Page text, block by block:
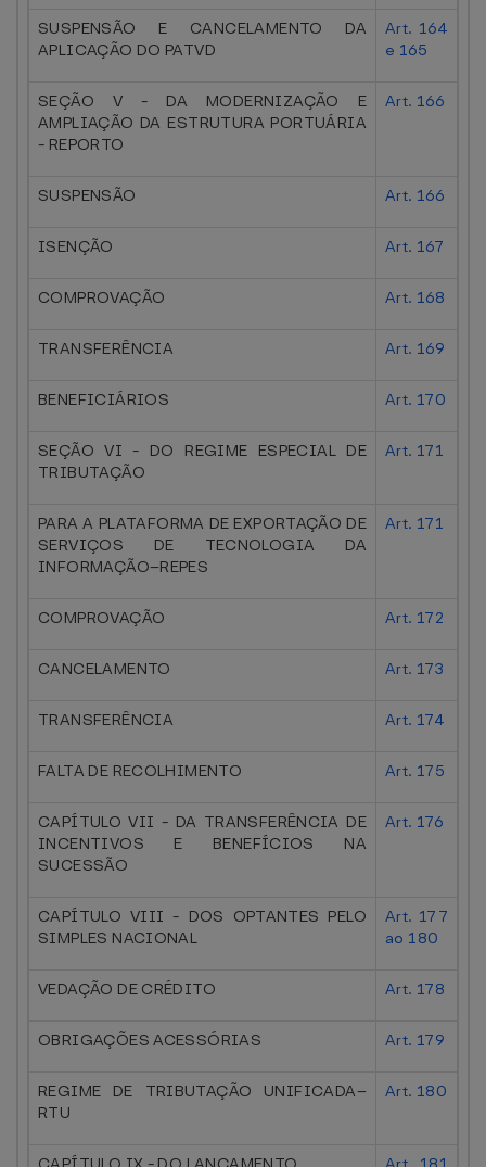
SUSPENSÃO E CANCELAMENTO DA
APLICAÇÃO DO PATVD
Art. 164
e 165
SEÇÃO V - DA MODERNIZAÇÃO E
AMPLIAÇÃO DA ESTRUTURA PORTUÁRIA
- REPORTO
Art. 166
SUSPENSÃO Art. 166
ISENÇÃO Art. 167
COMPROVAÇÃO Art. 168
TRANSFERÊNCIA Art. 169
BENEFICIÁRIOS Art. 170
SEÇÃO VI - DO REGIME ESPECIAL DE
TRIBUTAÇÃO
Art. 171
PARA A PLATAFORMA DE EXPORTAÇÃO DE
SERVIÇOS DE TECNOLOGIA DA
INFORMAÇÃO–REPES
Art. 171
COMPROVAÇÃO Art. 172
CANCELAMENTO Art. 173
TRANSFERÊNCIA Art. 174
FALTA DE RECOLHIMENTO Art. 175
CAPÍTULO VII - DA TRANSFERÊNCIA DE
INCENTIVOS E BENEFÍCIOS NA
SUCESSÃO
Art. 176
CAPÍTULO VIII - DOS OPTANTES PELO
SIMPLES NACIONAL
Art. 177
ao 180
VEDAÇÃO DE CRÉDITO Art. 178
OBRIGAÇÕES ACESSÓRIAS Art. 179
REGIME DE TRIBUTAÇÃO UNIFICADA–
RTU
Art. 180